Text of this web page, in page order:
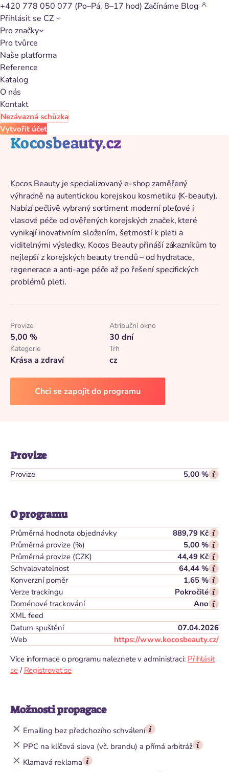
+420 778 050 077 (Po–Pá, 8–17 hod) Začínáme Blog
Přihlásit se CZ
Pro značky
Pro tvůrce
Naše platforma
Reference
Katalog
O nás
Kontakt
Nezávazná schůzka
Vytvořit účet
Zpět na katalog
Kocosbeauty.cz
Kocos Beauty je specializovaný e-shop zaměřený
výhradně na autentickou korejskou kosmetiku (K-beauty).
Nabízí pečlivě vybraný sortiment moderní pleťové i
vlasové péče od ověřených korejských značek, které
vynikají inovativním složením, šetrností k pleti a
viditelnými výsledky. Kocos Beauty přináší zákazníkům to
nejlepší z korejských beauty trendů – od hydratace,
regenerace a anti-age péče až po řešení specifických
problémů pleti.
Provize
5,00 %
Atribuční okno
30 dní
Kategorie
Krása a zdraví
Trh
cz
Chci se zapojit do programu
Provize
Provize 5,00 %
O programu
Průměrná hodnota objednávky
889,79 Kč
Průměrná provize (%)
5,00 %
Průměrná provize (CZK)
44,49 Kč
Schvalovatelnost
64,44 %
Konverzní poměr
1,65 %
Verze trackingu
Pokročilé
Doménové trackování
Ano
XML feed
Datum spuštění
07.04.2026
Web
https://www.kocosbeauty.cz/
Více informace o programu naleznete v administraci: Přihlásit
se/ Registrovat se
Možnosti propagace
Emailing bez předchozího schválení
PPC na klíčová slova (vč. brandu) a přímá arbitráž
Klamavá reklama